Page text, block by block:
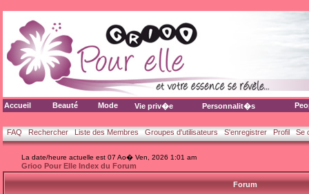
Accueil Beauté Mode Vie priv�e Personnalit�s
FAQ Rechercher Liste des Membres Groupes d'utilisateurs S'enregistrer Profil Se
La date/heure actuelle est 07 Ao� Ven, 2026 1:01 am
Grioo Pour Elle Index du Forum
Forum